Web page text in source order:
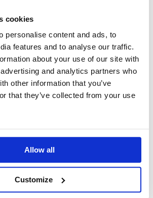
cookies
personalise content and ads, to
features and to analyse our traffic.
about your use of our site with
and analytics partners who
other information that you’ve
that they’ve collected from your use
Allow all
Customize